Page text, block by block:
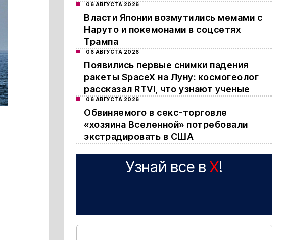
06 АВГУСТА 2026
Власти Японии возмутились мемами с
Наруто и покемонами в соцсетях
Трампа
06 АВГУСТА 2026
Появились первые снимки падения
ракеты SpaceX на Луну: космогеолог
рассказал RTVI, что узнают ученые
06 АВГУСТА 2026
Обвиняемого в секс-торговле
«хозяина Вселенной» потребовали
экстрадировать в США
Узнай все в X!